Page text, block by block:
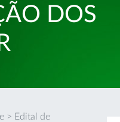
DOS
> Edital de